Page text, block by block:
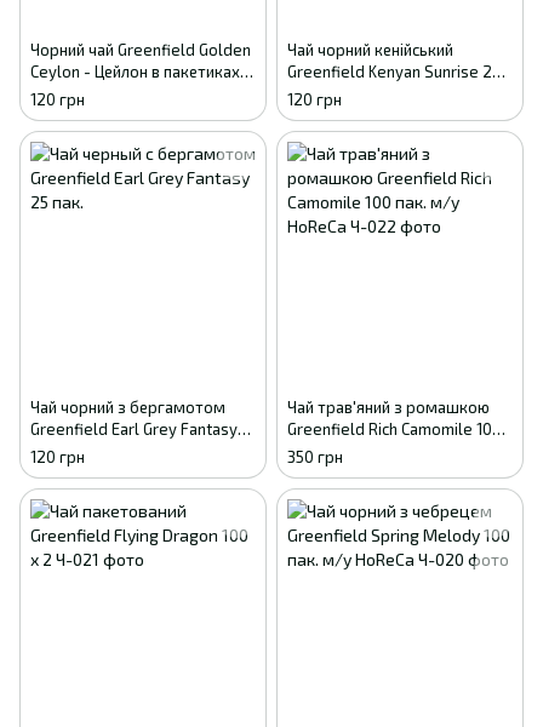
Чорний чай Greenfield Golden
Ceylon - Цейлон в пакетиках
25 шт
120 грн
Чай чорний кенійський
Greenfield Kenyan Sunrise 25
пак.
120 грн
Чай чорний з бергамотом
Greenfield Earl Grey Fantasy
25 пак.
120 грн
Чай трав'яний з ромашкою
Greenfield Rich Camomile 100
пак. м/у HoReCa
350 грн